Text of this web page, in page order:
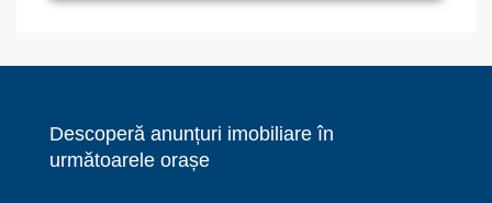
Descoperă anunțuri imobiliare în
următoarele orașe